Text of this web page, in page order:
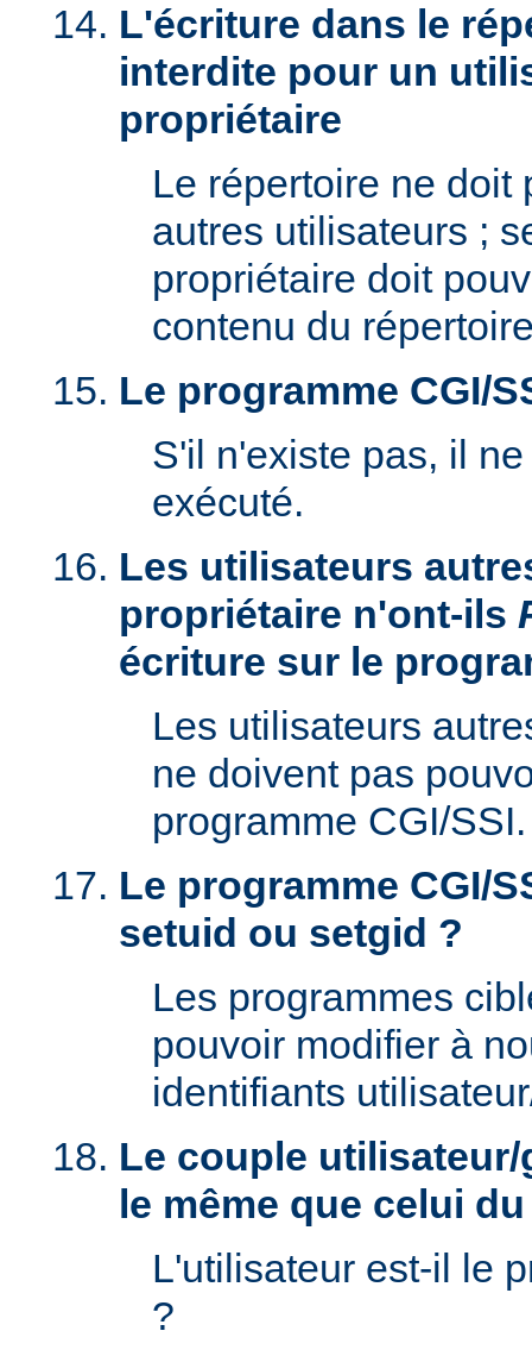
L'écriture dans le
interdite pour un
propriétaire
Le répertoire ne doit
autres utilisateurs ;
propriétaire doit
contenu du
Le programme CGI/
S'il n'existe pas, il
exécuté.
Les utilisateurs
propriétaire n'ont-ils
écriture sur le
Les utilisateurs
ne doivent pas
programme CGI/SSI.
Le programme CGI/
setuid ou setgid ?
Les programmes
pouvoir modifier à
identifiants
Le couple
le même que celui
L'utilisateur est-il le
?